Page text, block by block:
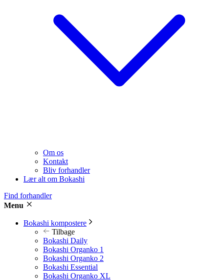
Om os
Kontakt
Bliv forhandler
Lær alt om Bokashi
Find forhandler
Menu
Bokashi kompostere
Tilbage
Bokashi Daily
Bokashi Organko 1
Bokashi Organko 2
Bokashi Essential
Bokashi Organko XL